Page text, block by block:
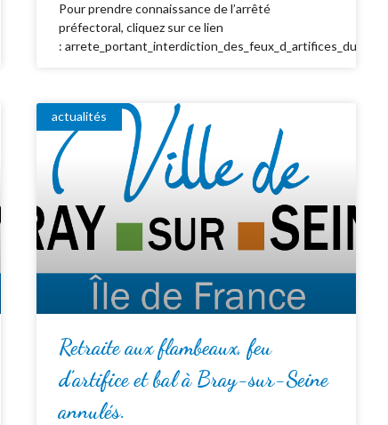
Pour prendre connaissance de l’arrêté
préfectoral, cliquez sur ce lien
:
actualités
Retraite aux flambeaux, feu
d’artifice et bal à Bray-sur-Seine
annulés.